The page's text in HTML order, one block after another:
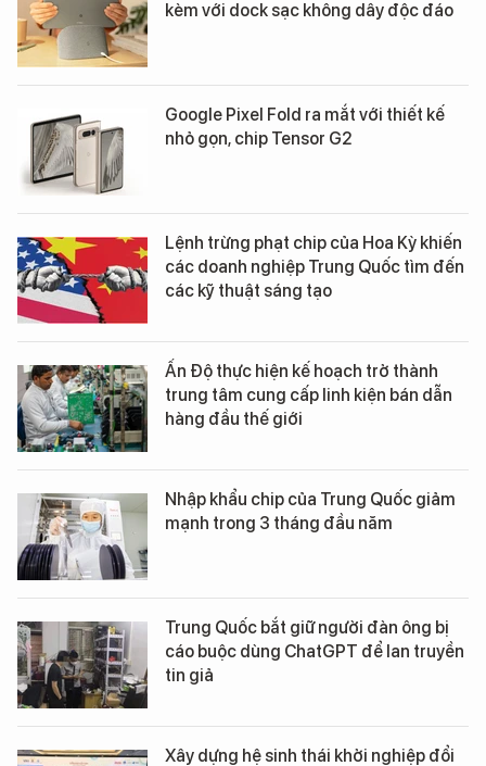
kèm với dock sạc không dây độc đáo
Google Pixel Fold ra mắt với thiết kế
nhỏ gọn, chip Tensor G2
Lệnh trừng phạt chip của Hoa Kỳ khiến
các doanh nghiệp Trung Quốc tìm đến
các kỹ thuật sáng tạo
Ấn Độ thực hiện kế hoạch trở thành
trung tâm cung cấp linh kiện bán dẫn
hàng đầu thế giới
Nhập khẩu chip của Trung Quốc giảm
mạnh trong 3 tháng đầu năm
Trung Quốc bắt giữ người đàn ông bị
cáo buộc dùng ChatGPT để lan truyền
tin giả
Xây dựng hệ sinh thái khởi nghiệp đổi